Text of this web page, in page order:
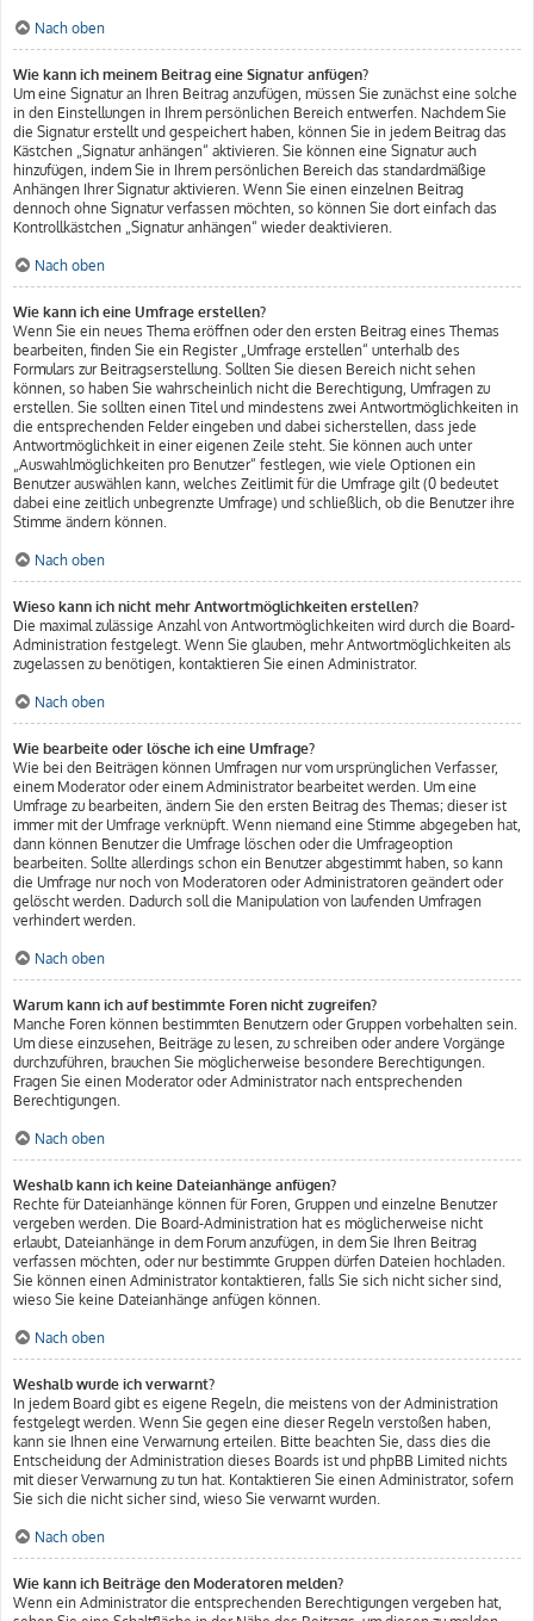
Nach oben
Wie kann ich meinem Beitrag eine Signatur anfügen?
Um eine Signatur an Ihren Beitrag anzufügen, müssen Sie zunächst eine solche
in den Einstellungen in Ihrem persönlichen Bereich entwerfen. Nachdem Sie
die Signatur erstellt und gespeichert haben, können Sie in jedem Beitrag das
Kästchen „Signatur anhängen“ aktivieren. Sie können eine Signatur auch
hinzufügen, indem Sie in Ihrem persönlichen Bereich das standardmäßige
Anhängen Ihrer Signatur aktivieren. Wenn Sie einen einzelnen Beitrag
dennoch ohne Signatur verfassen möchten, so können Sie dort einfach das
Kontrollkästchen „Signatur anhängen“ wieder deaktivieren.
Nach oben
Wie kann ich eine Umfrage erstellen?
Wenn Sie ein neues Thema eröffnen oder den ersten Beitrag eines Themas
bearbeiten, finden Sie ein Register „Umfrage erstellen“ unterhalb des
Formulars zur Beitragserstellung. Sollten Sie diesen Bereich nicht sehen
können, so haben Sie wahrscheinlich nicht die Berechtigung, Umfragen zu
erstellen. Sie sollten einen Titel und mindestens zwei Antwortmöglichkeiten in
die entsprechenden Felder eingeben und dabei sicherstellen, dass jede
Antwortmöglichkeit in einer eigenen Zeile steht. Sie können auch unter
„Auswahlmöglichkeiten pro Benutzer“ festlegen, wie viele Optionen ein
Benutzer auswählen kann, welches Zeitlimit für die Umfrage gilt (0 bedeutet
dabei eine zeitlich unbegrenzte Umfrage) und schließlich, ob die Benutzer ihre
Stimme ändern können.
Nach oben
Wieso kann ich nicht mehr Antwortmöglichkeiten erstellen?
Die maximal zulässige Anzahl von Antwortmöglichkeiten wird durch die Board-
Administration festgelegt. Wenn Sie glauben, mehr Antwortmöglichkeiten als
zugelassen zu benötigen, kontaktieren Sie einen Administrator.
Nach oben
Wie bearbeite oder lösche ich eine Umfrage?
Wie bei den Beiträgen können Umfragen nur vom ursprünglichen Verfasser,
einem Moderator oder einem Administrator bearbeitet werden. Um eine
Umfrage zu bearbeiten, ändern Sie den ersten Beitrag des Themas; dieser ist
immer mit der Umfrage verknüpft. Wenn niemand eine Stimme abgegeben hat,
dann können Benutzer die Umfrage löschen oder die Umfrageoption
bearbeiten. Sollte allerdings schon ein Benutzer abgestimmt haben, so kann
die Umfrage nur noch von Moderatoren oder Administratoren geändert oder
gelöscht werden. Dadurch soll die Manipulation von laufenden Umfragen
verhindert werden.
Nach oben
Warum kann ich auf bestimmte Foren nicht zugreifen?
Manche Foren können bestimmten Benutzern oder Gruppen vorbehalten sein.
Um diese einzusehen, Beiträge zu lesen, zu schreiben oder andere Vorgänge
durchzuführen, brauchen Sie möglicherweise besondere Berechtigungen.
Fragen Sie einen Moderator oder Administrator nach entsprechenden
Berechtigungen.
Nach oben
Weshalb kann ich keine Dateianhänge anfügen?
Rechte für Dateianhänge können für Foren, Gruppen und einzelne Benutzer
vergeben werden. Die Board-Administration hat es möglicherweise nicht
erlaubt, Dateianhänge in dem Forum anzufügen, in dem Sie Ihren Beitrag
verfassen möchten, oder nur bestimmte Gruppen dürfen Dateien hochladen.
Sie können einen Administrator kontaktieren, falls Sie sich nicht sicher sind,
wieso Sie keine Dateianhänge anfügen können.
Nach oben
Weshalb wurde ich verwarnt?
In jedem Board gibt es eigene Regeln, die meistens von der Administration
festgelegt werden. Wenn Sie gegen eine dieser Regeln verstoßen haben,
kann sie Ihnen eine Verwarnung erteilen. Bitte beachten Sie, dass dies die
Entscheidung der Administration dieses Boards ist und phpBB Limited nichts
mit dieser Verwarnung zu tun hat. Kontaktieren Sie einen Administrator, sofern
Sie sich die nicht sicher sind, wieso Sie verwarnt wurden.
Nach oben
Wie kann ich Beiträge den Moderatoren melden?
Wenn ein Administrator die entsprechenden Berechtigungen vergeben hat,